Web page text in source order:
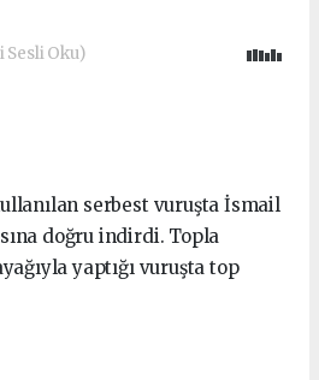
Sesli Oku)
serbest vuruşta İsmail
doğru indirdi. Topla
yaptığı vuruşta top